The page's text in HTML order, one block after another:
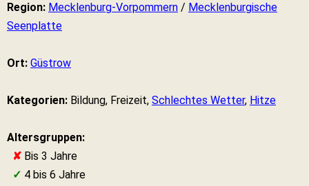
Region: Mecklenburg-Vorpommern / Mecklenburgische
Seenplatte
Ort: Güstrow
Kategorien: Bildung, Freizeit, Schlechtes Wetter, Hitze
Altersgruppen:
✘ Bis 3 Jahre
✓ 4 bis 6 Jahre